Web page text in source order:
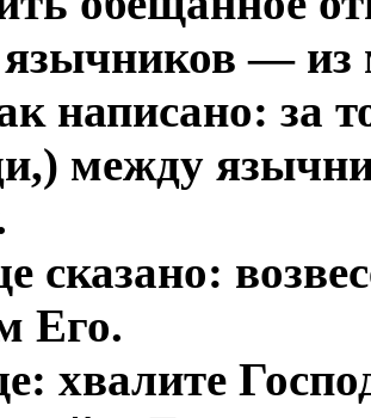
язычников — из
написано: за
между
сказано:
Его.
хвалите